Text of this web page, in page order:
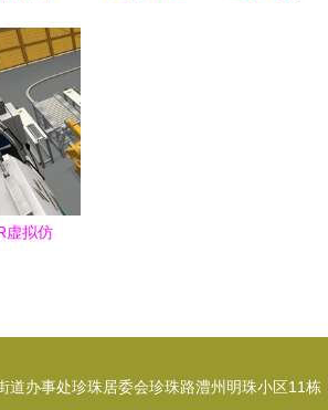
造船厂
勒索软
击导致
交付延
期
虚拟仿
更高？
道办事处珍珠居委会珍珠路澧州明珠小区11栋